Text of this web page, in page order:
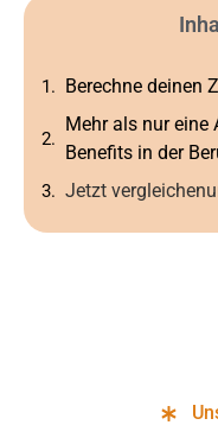
Berechne deinen
Mehr als nur eine
Benefits in der
Jetzt